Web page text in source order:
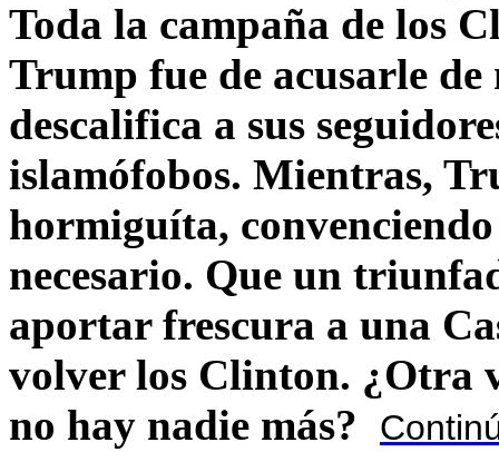
Toda la campaña de los
Trump fue de acusarle
descalifica a sus
islamófobos. Mientras,
hormiguíta,
necesario. Que un
aportar frescura a una
volver los Clinton. ¿Otra
no hay nadie más?